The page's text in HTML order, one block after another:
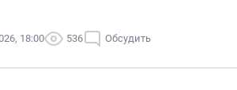
18:00 536 Обсудить